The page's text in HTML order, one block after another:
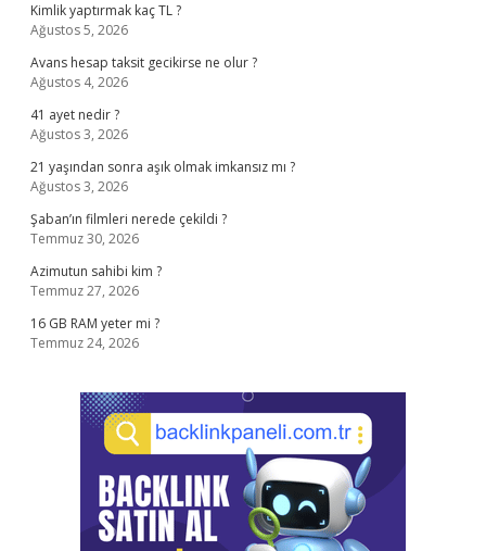
Kimlik yaptırmak kaç TL ?
Ağustos 5, 2026
Avans hesap taksit gecikirse ne olur ?
Ağustos 4, 2026
41 ayet nedir ?
Ağustos 3, 2026
21 yaşından sonra aşık olmak imkansız mı ?
Ağustos 3, 2026
Şaban’ın filmleri nerede çekildi ?
Temmuz 30, 2026
Azimutun sahibi kim ?
Temmuz 27, 2026
16 GB RAM yeter mi ?
Temmuz 24, 2026